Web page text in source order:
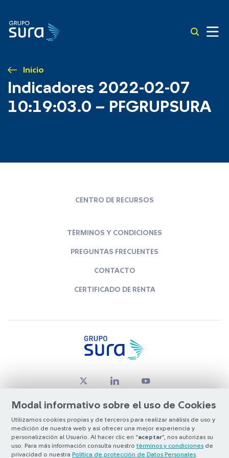
Inicio
Indicadores 2022-02-07
10:19:03.0 – PFGRUPSURA
Modal informativo sobre el uso de Cookies
Utilizamos cookies propias y de terceros para realizar análisis de uso y
medición de nuestra web y así ofrecer una mejor experiencia y
personalización al Usuario. Al hacer clic en “aceptar”, nos autorizas su
uso. Para más información consulta nuestro términos y condiciones de
privacidad o nuestra Política de protección de Datos Personales
CENTRO DE RECURSOS
TÉRMINOS Y CONDICIONES
PREGUNTAS FRECUENTES
CONTACTO
CERTIFICADO DE RENTA
© Copyright Grupo SURA 2026